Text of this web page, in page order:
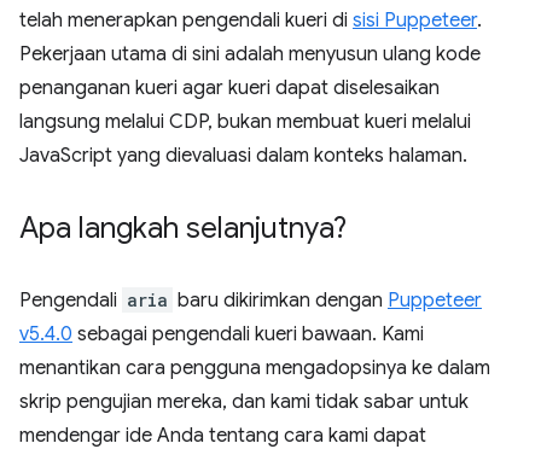
telah menerapkan pengendali kueri di sisi Puppeteer.
Pekerjaan utama di sini adalah menyusun ulang kode
penanganan kueri agar kueri dapat diselesaikan
langsung melalui CDP, bukan membuat kueri melalui
JavaScript yang dievaluasi dalam konteks halaman.
Apa langkah selanjutnya?
Pengendali aria baru dikirimkan dengan Puppeteer
v5.4.0 sebagai pengendali kueri bawaan. Kami
menantikan cara pengguna mengadopsinya ke dalam
skrip pengujian mereka, dan kami tidak sabar untuk
mendengar ide Anda tentang cara kami dapat